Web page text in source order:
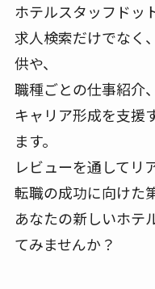
ホテルスタッフドッ
求人検索だけでなく
供や、
職種ごとの仕事紹介
キャリア形成を支援
ます。
レビューを通してリ
転職の成功に向けた
あなたの新しいホテ
てみませんか？